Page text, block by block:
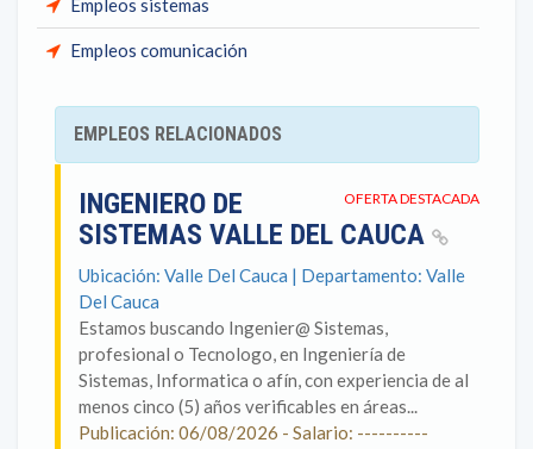
Empleos sistemas
Empleos comunicación
EMPLEOS RELACIONADOS
OFERTA DESTACADA
INGENIERO DE
SISTEMAS VALLE DEL CAUCA
Ubicación: Valle Del Cauca | Departamento: Valle
Del Cauca
Estamos buscando Ingenier@ Sistemas,
profesional o Tecnologo, en Ingeniería de
Sistemas, Informatica o afín, con experiencia de al
menos cinco (5) años verificables en áreas...
Publicación: 06/08/2026 - Salario: ----------